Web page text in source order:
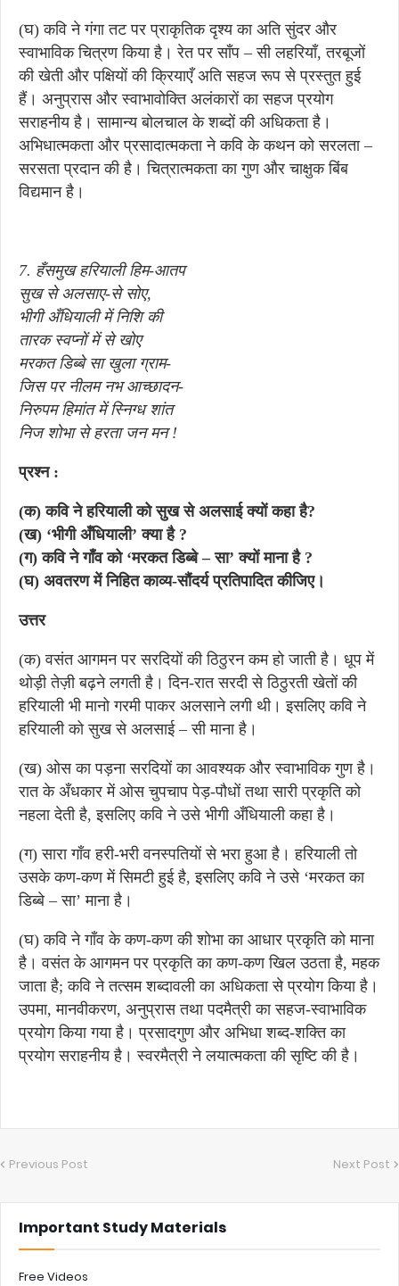
(घ) कवि ने गंगा तट पर प्राकृतिक दृश्य का अति सुंदर और
स्वाभाविक चित्रण किया है। रेत पर साँप – सी लहरियाँ, तरबूजों
की खेती और पक्षियों की क्रियाएँ अति सहज रूप से प्रस्तुत हुई
हैं। अनुप्रास और स्वाभावोक्ति अलंकारों का सहज प्रयोग
सराहनीय है। सामान्य बोलचाल के शब्दों की अधिकता है।
अभिधात्मकता और प्रसादात्मकता ने कवि के कथन को सरलता –
सरसता प्रदान की है। चित्रात्मकता का गुण और चाक्षुक बिंब
विद्यमान है।
7. हँसमुख हरियाली हिम-आतप
सुख से अलसाए-से सोए,
भीगी अँधियाली में निशि की
तारक स्वप्नों में से खोए
मरकत डिब्बे सा खुला ग्राम-
जिस पर नीलम नभ आच्छादन-
निरुपम हिमांत में स्निग्ध शांत
निज शोभा से हरता जन मन !
प्रश्न :
(क) कवि ने हरियाली को सुख से अलसाई क्यों कहा है?
(ख) ‘भीगी अँधियाली’ क्या है ?
(ग) कवि ने गाँव को ‘मरकत डिब्बे – सा’ क्यों माना है ?
(घ) अवतरण में निहित काव्य-सौंदर्य प्रतिपादित कीजिए।
उत्तर
(क) वसंत आगमन पर सरदियों की ठिठुरन कम हो जाती है। धूप में
थोड़ी तेज़ी बढ़ने लगती है। दिन-रात सरदी से ठिठुरती खेतों की
हरियाली भी मानो गरमी पाकर अलसाने लगी थी। इसलिए कवि ने
हरियाली को सुख से अलसाई – सी माना है।
(ख) ओस का पड़ना सरदियों का आवश्यक और स्वाभाविक गुण है।
रात के अँधकार में ओस चुपचाप पेड़-पौधों तथा सारी प्रकृति को
नहला देती है, इसलिए कवि ने उसे भीगी अँधियाली कहा है।
(ग) सारा गाँव हरी-भरी वनस्पतियों से भरा हुआ है। हरियाली तो
उसके कण-कण में सिमटी हुई है, इसलिए कवि ने उसे ‘मरकत का
डिब्बे – सा’ माना है।
(घ) कवि ने गाँव के कण-कण की शोभा का आधार प्रकृति को माना
है। वसंत के आगमन पर प्रकृति का कण-कण खिल उठता है, महक
जाता है; कवि ने तत्सम शब्दावली का अधिकता से प्रयोग किया है।
उपमा, मानवीकरण, अनुप्रास तथा पदमैत्री का सहज-स्वाभाविक
प्रयोग किया गया है। प्रसादगुण और अभिधा शब्द-शक्ति का
प्रयोग सराहनीय है। स्वरमैत्री ने लयात्मकता की सृष्टि की है।
Previous Post Next Post
Important Study Materials
Free Videos